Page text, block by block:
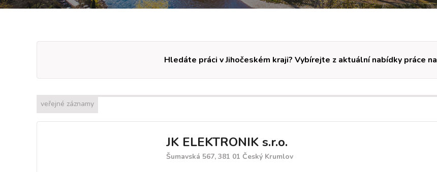
Hledáte práci v Jihočeském kraji? Vybírejte z aktuální nabídky práce na
veřejné záznamy
JK ELEKTRONIK s.r.o.
Šumavská 567, 381 01 Český Krumlov